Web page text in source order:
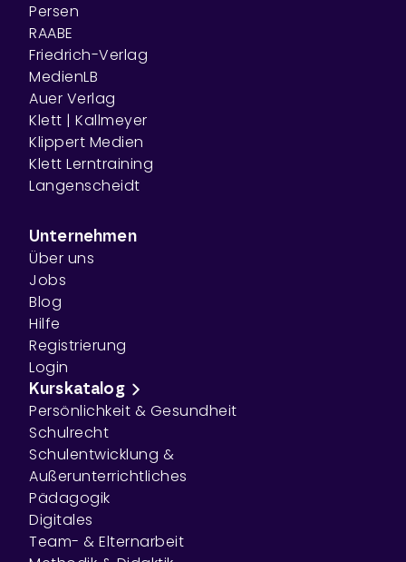
Persen
RAABE
Friedrich-Verlag
MedienLB
Auer Verlag
Klett | Kallmeyer
Klippert Medien
Klett Lerntraining
Langenscheidt
Unternehmen
Über uns
Jobs
Blog
Hilfe
Registrierung
Login
Kurskatalog
Persönlichkeit & Gesundheit
Schulrecht
Schulentwicklung &
Außerunterrichtliches
Pädagogik
Digitales
Team- & Elternarbeit